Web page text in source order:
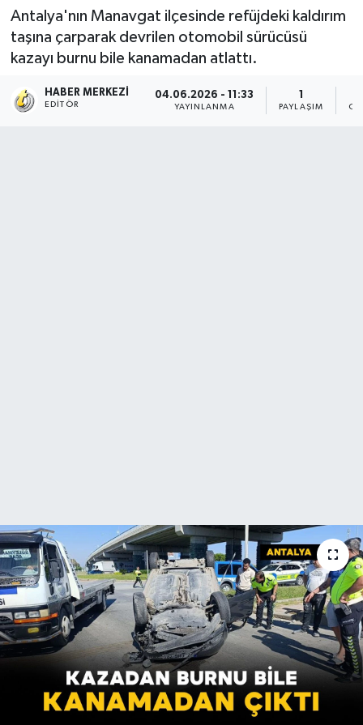
Antalya'nın Manavgat ilçesinde refüjdeki kaldırım
taşına çarparak devrilen otomobil sürücüsü
kazayı burnu bile kanamadan atlattı.
HABER MERKEZI
EDITÖR
04.06.2026 - 11:33
YAYINLANMA
1
PAYLAŞIM